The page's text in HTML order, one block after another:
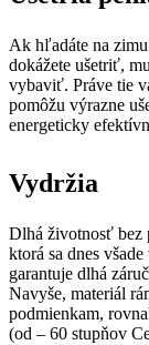
Ak hľadáte na
dokážete ušetriť,
vybaviť. Práve tie
pomôžu výrazne
energeticky
Vydržia
Dlhá životnosť bez
ktorá sa dnes
garantuje dlhá
Navyše, materiál
podmienkam,
(od – 60 stupňov